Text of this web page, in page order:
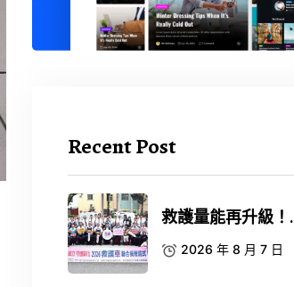
Recent Post
救護量能再升級！.
2026 年 8 月 7 日